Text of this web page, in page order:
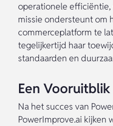
operationele efficiëntie,
missie ondersteunt om
commerceplatform te
tegelijkertijd haar
standaarden en
Een Vooruitblik
Na het succes van
PowerImprove.ai kijken